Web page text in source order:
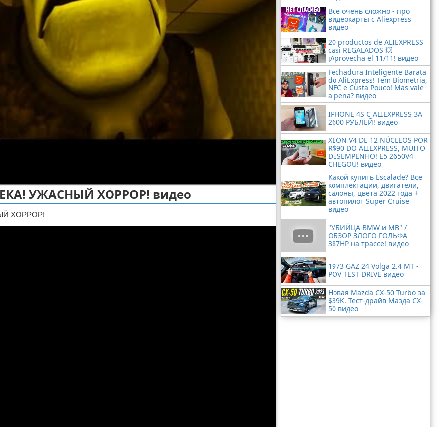
УЖАСНЫЙ ХОРРОР! видео
ХОРРОР!
Все очень сложно - про
видеокарты с Aliexpress
видео
20 productos de ALIEXPRESS
casi REGALADOS 💥
¡Aprovecha el 11/11! видео
Fechadura Inteligente Barata
do AliExpress! Tem Biometria,
NFC e Custa Pouco! Mas vale
a pena? видео
IPHONE 4S С ALIEXPRESS ЗА
2600 РУБЛЕЙ! видео
XEON V4 DE 12 NÚCLEOS POR
R$90 DO ALIEXPRESS, MUITO
DESEMPENHO! E5 2650V4
CHEGOU! видео
Какой купить Escalade? Все
комплектации, двигатели,
салоны, цвета 2022 года +
автопилот Super Cruise
видео
"УБИЙЦА BMW и MB" /
ОБЗОР ЗЛОГО ГОЛЬФА
387HP на трассе! видео
1973 GAZ 24 Volga 2.4 MT -
POV TEST DRIVE видео
Новая Mazda CX-50 Turbo за
$39K. Тест-драйв Мазда CX-
50 видео